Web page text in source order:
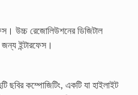
উচ্চ রেজোলিউশনের ডিজিটাল
ইন্টারফেস।
ছবির কম্পোজিটিং, একটি যা হাইলাইট